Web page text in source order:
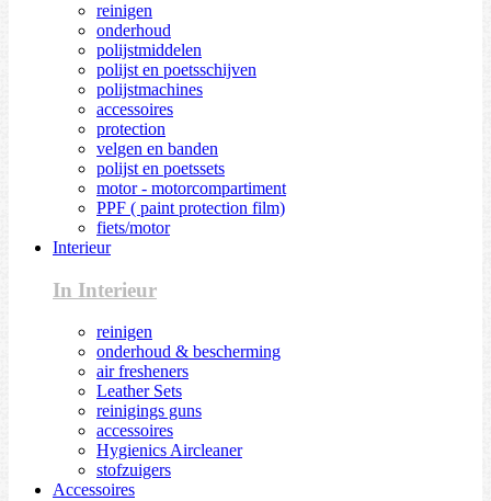
reinigen
onderhoud
polijstmiddelen
polijst en poetsschijven
polijstmachines
accessoires
protection
velgen en banden
polijst en poetssets
motor - motorcompartiment
PPF ( paint protection film)
fiets/motor
Interieur
In Interieur
reinigen
onderhoud & bescherming
air fresheners
Leather Sets
reinigings guns
accessoires
Hygienics Aircleaner
stofzuigers
Accessoires